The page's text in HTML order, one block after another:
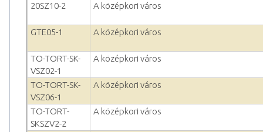
20SZ10-2 A középkori város
GTE05-1 A középkori város
TO-TORT-SK-
VSZ02-1
A középkori város
TO-TORT-SK-
VSZ06-1
A középkori város
TO-TORT-
SKSZV2-2
A középkori város